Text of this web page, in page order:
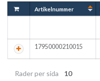
Artikelnummer
17950000210015
Rader per sida
10